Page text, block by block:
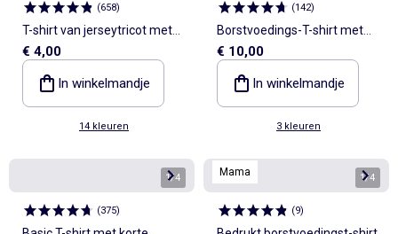
(658)
T-shirt van jerseytricot met
korte mouwen
€ 4,00
In winkelmandje
14 kleuren
(142)
Borstvoedings-T-shirt met
korte mouw en print
€ 10,00
In winkelmandje
3 kleuren
1/4
(375)
Mama 1/4
(9)